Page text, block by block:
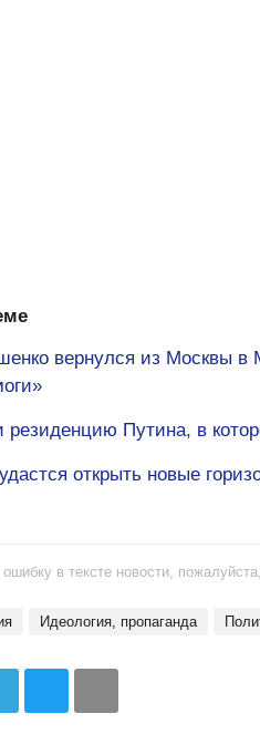
вернулся из Москвы
резиденцию Путина, в
открыть новые
в тексте новости,
идеология, пропаганда